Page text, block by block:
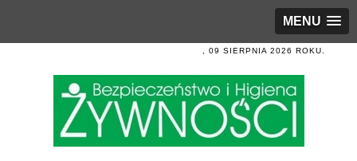
MENU
, 09 SIERPNIA 2026 ROKU.